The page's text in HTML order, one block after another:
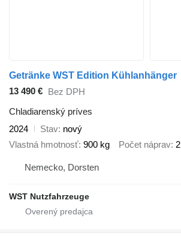
Getränke WST Edition Kühlanhänger
13 490 € Bez DPH
Chladiarenský príves
2024
Stav nový
Vlastná hmotnosť 900 kg Počet náprav 2
Nemecko, Dorsten
WST Nutzfahrzeuge